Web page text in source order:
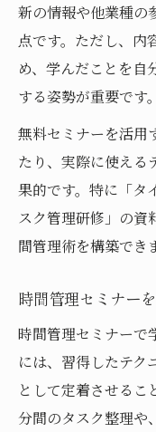
新の情報や他業種の
点です。ただし、内
め、学んだことを自
する姿勢が重要です。
無料セミナーを活用
たり、実際に使える
果的です。特に「タ
スク管理研修」の資
間管理術を構築でき
時間管理セミナー
時間管理セミナーで
には、習得したテク
として定着させるこ
分間のタスク整理や